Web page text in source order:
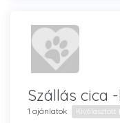
Szállás cica
1 ajánlatok Kiválasztott